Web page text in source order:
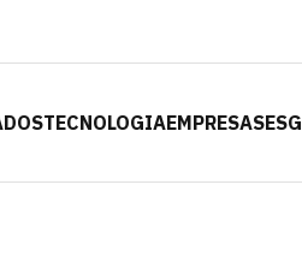
TECNOLOGIAEMPRESASESG